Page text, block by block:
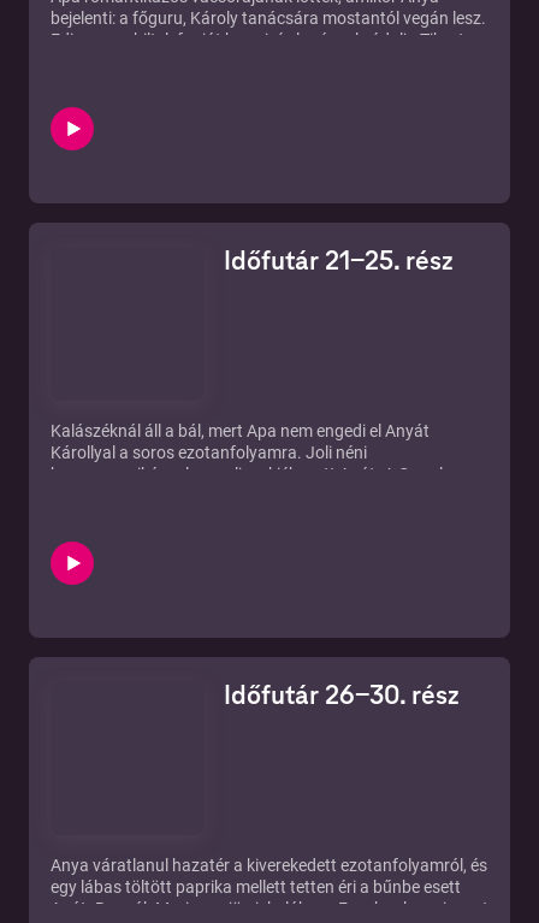
bejelenti: a főguru, Károly tanácsára mostantól vegán lesz.
Edina a mobiltelefonját keresi, és lopással vádolja Tibort.
Martinovics-féle összeesküvés. Felmerül egy
nyomozóiroda alapításának terve...
Időfutár 21-25. rész
Kalászéknál áll a bál, mert Apa nem engedi el Anyát
Károllyal a soros ezotanfolyamra. Joli néni
harcsapaprikással zsarolja a kiéhezett Apát. A Google
készül: a kirándulás elvezethet a lopott körzőhöz, de a
beugró egy szintfelmérő kiselőadás...
Időfutár 26-30. rész
Anya váratlanul hazatér a kiverekedett ezotanfolyamról, és
egy lábas töltött paprika mellett tetten éri a bűnbe esett
Apát. Rogyák Mari nem jön iskolába, a Facebookon viszont